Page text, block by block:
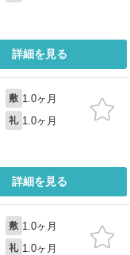
詳細を見る
敷 1.0ヶ月
礼 1.0ヶ月
詳細を見る
敷 1.0ヶ月
礼 1.0ヶ月